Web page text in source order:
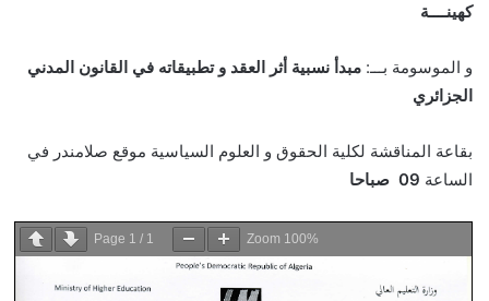
كهينــــة
و الموسومة بـــ: مبدأ نسبية أثر العقد و تطبيقاته في القانون المدني
الجزائري
بقاعة المناقشة لكلية الحقوق و العلوم السياسية موقع صلامندر في
الساعة 09 صباحا
Page 1 / 1 Zoom 100%